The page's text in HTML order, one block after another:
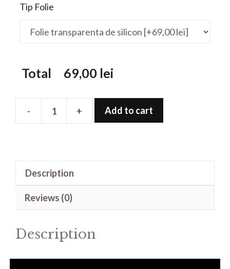
Tip Folie
Total 69,00 lei
-
Folie
+ Add to cart
Description
Reviews (0)
Description